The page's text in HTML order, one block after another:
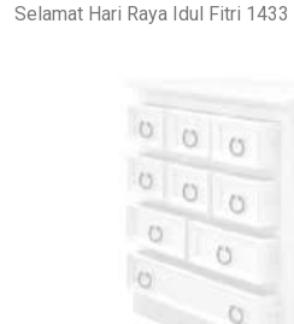
Selamat Hari Raya Idul Fitri